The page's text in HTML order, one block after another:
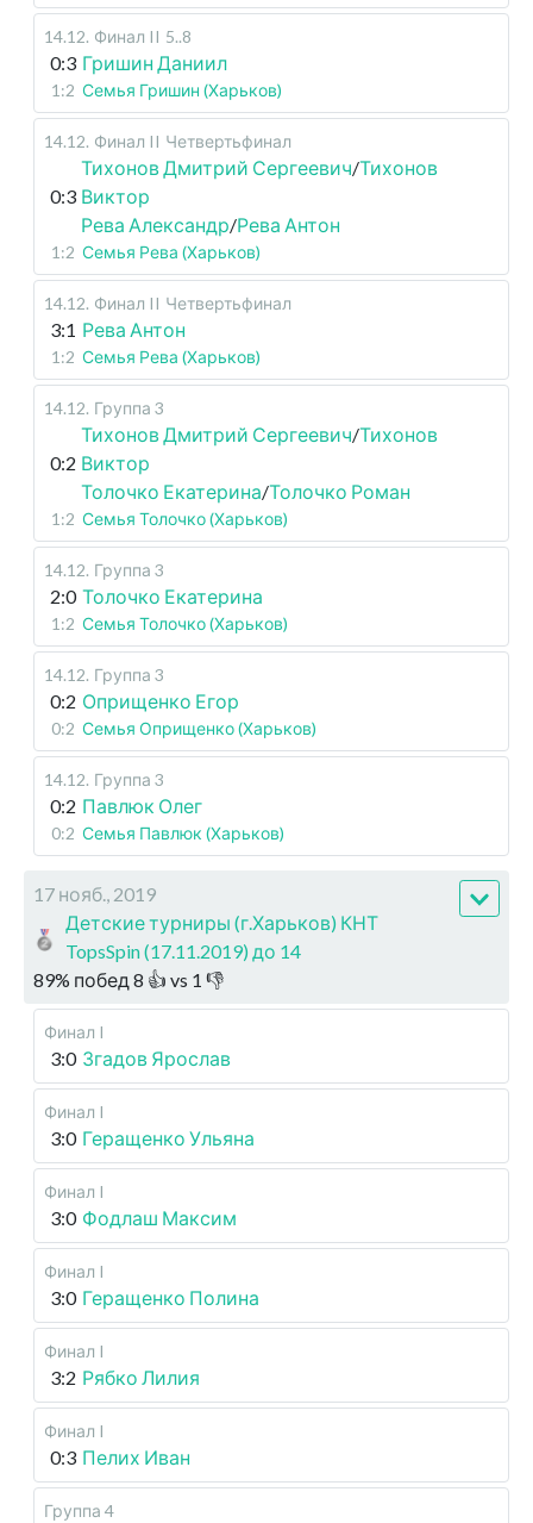
14.12. Финал II 5..8
0:3 Гришин Даниил
1:2 Семья Гришин (Харьков)
14.12. Финал II Четвертьфинал
0:3
Тихонов Дмитрий Сергеевич/Тихонов
Виктор
Рева Александр/Рева Антон
1:2 Семья Рева (Харьков)
14.12. Финал II Четвертьфинал
3:1 Рева Антон
1:2 Семья Рева (Харьков)
14.12. Группа 3
0:2
Тихонов Дмитрий Сергеевич/Тихонов
Виктор
Толочко Екатерина/Толочко Роман
1:2 Семья Толочко (Харьков)
14.12. Группа 3
2:0 Толочко Екатерина
1:2 Семья Толочко (Харьков)
14.12. Группа 3
0:2 Оприщенко Егор
0:2 Семья Оприщенко (Харьков)
14.12. Группа 3
0:2 Павлюк Олег
0:2 Семья Павлюк (Харьков)
17 нояб., 2019
Детские турниры (г.Харьков) КНТ
TopsSpin (17.11.2019) до 14
89% побед 8 👍 vs 1 👎
Финал I
3:0 Згадов Ярослав
Финал I
3:0 Геращенко Ульяна
Финал I
3:0 Фодлаш Максим
Финал I
3:0 Геращенко Полина
Финал I
3:2 Рябко Лилия
Финал I
0:3 Пелих Иван
Группа 4